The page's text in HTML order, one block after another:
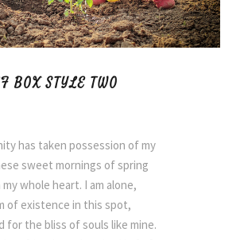
BOX STYLE TWO
has taken possession of my
sweet mornings of spring
whole heart. I am alone,
of existence in this spot,
for the bliss of souls like mine.